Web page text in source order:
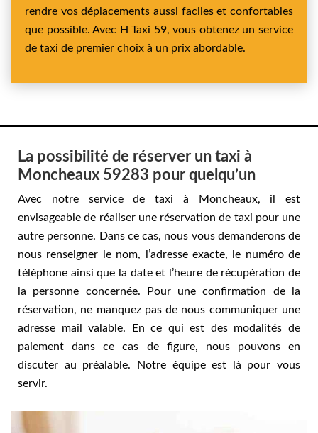
rendre vos déplacements aussi faciles et confortables
que possible. Avec H Taxi 59, vous obtenez un service
de taxi de premier choix à un prix abordable.
La possibilité de réserver un taxi à
Moncheaux 59283 pour quelqu’un
Avec notre service de taxi à Moncheaux, il est
envisageable de réaliser une réservation de taxi pour une
autre personne. Dans ce cas, nous vous demanderons de
nous renseigner le nom, l’adresse exacte, le numéro de
téléphone ainsi que la date et l’heure de récupération de
la personne concernée. Pour une confirmation de la
réservation, ne manquez pas de nous communiquer une
adresse mail valable. En ce qui est des modalités de
paiement dans ce cas de figure, nous pouvons en
discuter au préalable. Notre équipe est là pour vous
servir.